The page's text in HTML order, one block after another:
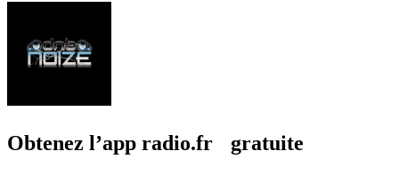
Obtenez l’app radio.fr gratuite